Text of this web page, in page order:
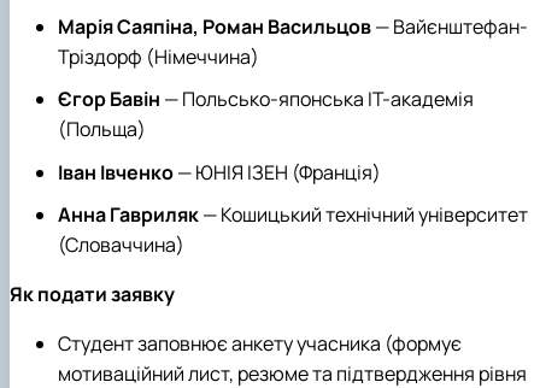
Марія Саяпіна, Роман Васильцов— Вайєнштефан-
Тріздорф (Німеччина)
Єгор Бавін — Польсько-японська ІТ-академія
(Польща)
Іван Івченко— ЮНІЯ ІЗЕН (Франція)
Анна Гавриляк— Кошицький технічний університет
(Словаччина)
Як подати заявку
Студент заповнює анкету учасника (формує
мотиваційний лист, резюме та підтвердження рівня